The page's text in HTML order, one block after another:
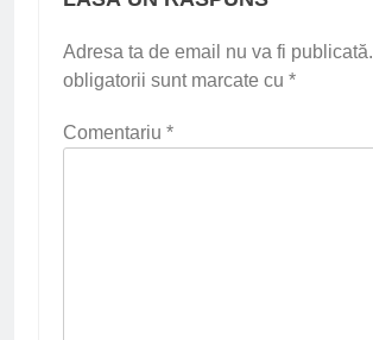
Adresa ta de email nu va fi publicată.
obligatorii sunt marcate cu *
Comentariu *